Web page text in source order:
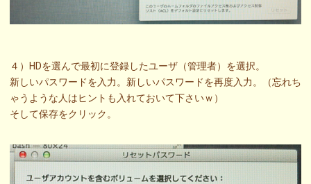
４）HDを選んで最初に登録したユーザ（管理者）を選択。
新しいパスワードを入力。新しいパスワードを再度入力。（忘れち
ゃうような人はヒントも入れておいて下さいｗ）
そして保存をクリック。